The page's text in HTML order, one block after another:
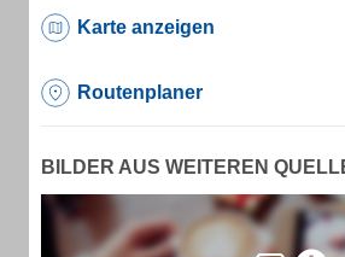
Karte anzeigen
Routenplaner
BILDER AUS WEITEREN